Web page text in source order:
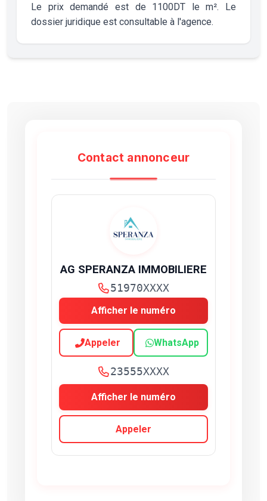
Le prix demandé est de 1100DT le m². Le
dossier juridique est consultable à l'agence.
Contact annonceur
AG SPERANZA IMMOBILIERE
51970XXXX
Afficher le numéro
Appeler WhatsApp
23555XXXX
Afficher le numéro
Appeler